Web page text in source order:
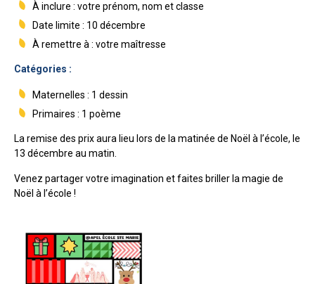
À inclure : votre prénom, nom et classe
Date limite : 10 décembre
À remettre à : votre maîtresse
Catégories :
Maternelles : 1 dessin
Primaires : 1 poème
La remise des prix aura lieu lors de la matinée de Noël à l’école, le
13 décembre au matin.
Venez partager votre imagination et faites briller la magie de
Noël à l’école !